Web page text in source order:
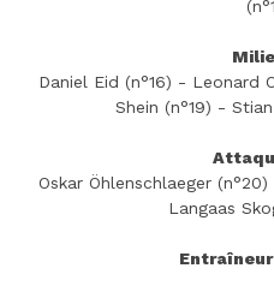
Daniel Eid (n°16) - Leonard
Shein (n°19) -
Oskar Öhlenschlaeger
Langaas